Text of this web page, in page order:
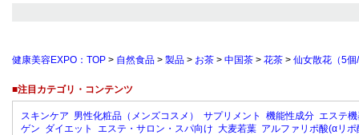
健康美容EXPO：TOP > 自然食品 > 製品 > お茶 > 中国茶 > 花茶 > 仙女散花（5
■注目カテゴリ・コンテンツ
スキンケア 男性化粧品（メンズコスメ） サプリメント 機能性成分 エステ
ゲン ダイエット エステ・サロン・スパ向け 大麦若葉 アルファリポ酸(αリポ